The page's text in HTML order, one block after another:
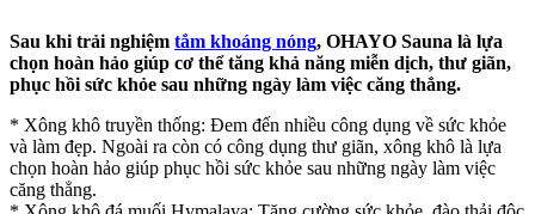
Sau khi trải nghiệm tắm khoáng nóng, OHAYO Sauna là lựa
chọn hoàn hảo giúp cơ thể tăng khả năng miễn dịch, thư giãn,
phục hồi sức khỏe sau những ngày làm việc căng thẳng.
* Xông khô truyền thống: Đem đến nhiều công dụng về sức khỏe
và làm đẹp. Ngoài ra còn có công dụng thư giãn, xông khô là lựa
chọn hoàn hảo giúp phục hồi sức khỏe sau những ngày làm việc
căng thẳng.